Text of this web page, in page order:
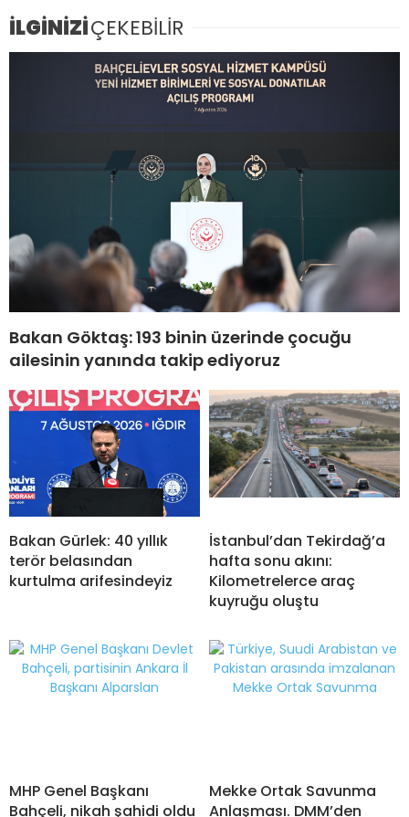
İLGİNİZİÇEKEBİLİR
Bakan Göktaş: 193 binin üzerinde çocuğu
ailesinin yanında takip ediyoruz
Bakan Gürlek: 40 yıllık
terör belasından
kurtulma arifesindeyiz
İstanbul’dan Tekirdağ’a
hafta sonu akını:
Kilometrelerce araç
kuyruğu oluştu
MHP Genel Başkanı
Bahçeli, nikah şahidi oldu
Mekke Ortak Savunma
Anlaşması. DMM’den